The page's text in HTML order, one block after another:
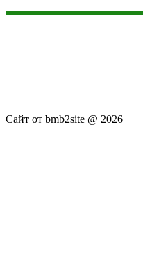
Сайт от bmb2site @ 2026